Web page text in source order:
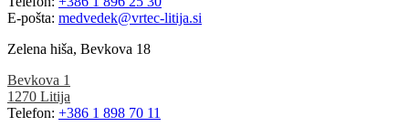
E-pošta: medvedek@vrtec-litija.si
Zelena hiša, Bevkova 18
Bevkova 1
1270 Litija
Telefon: +386 1 898 70 11